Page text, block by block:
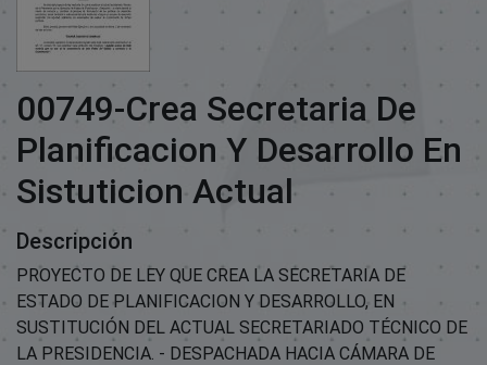
00749-Crea Secretaria De
Planificacion Y Desarrollo En
Sistuticion Actual
Descripción
PROYECTO DE LEY QUE CREA LA SECRETARIA DE
ESTADO DE PLANIFICACION Y DESARROLLO, EN
SUSTITUCIÓN DEL ACTUAL SECRETARIADO TÉCNICO DE
LA PRESIDENCIA. - DESPACHADA HACIA CÁMARA DE